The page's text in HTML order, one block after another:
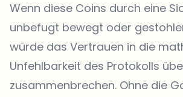
Wenn diese Coins durch eine
unbefugt bewegt oder
würde das Vertrauen in die
Unfehlbarkeit des Protokolls
zusammenbrechen. Ohne die